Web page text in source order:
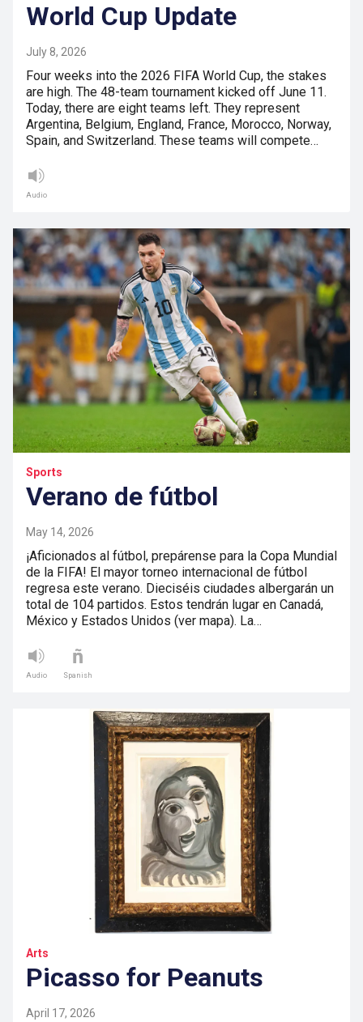
World Cup Update
July 8, 2026
Four weeks into the 2026 FIFA World Cup, the stakes
are high. The 48-team tournament kicked off June 11.
Today, there are eight teams left. They represent
Argentina, Belgium, England, France, Morocco, Norway,
Spain, and Switzerland. These teams will compete…
Audio
Sports
Verano de fútbol
May 14, 2026
¡Aficionados al fútbol, prepárense para la Copa Mundial
de la FIFA! El mayor torneo internacional de fútbol
regresa este verano. Dieciséis ciudades albergarán un
total de 104 partidos. Estos tendrán lugar en Canadá,
México y Estados Unidos (ver mapa). La…
Audio Spanish
Arts
Picasso for Peanuts
April 17, 2026